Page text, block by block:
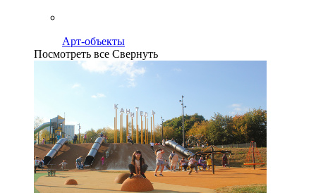
Арт-объекты
Посмотреть все Свернуть